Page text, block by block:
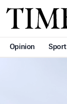
Times
Opinion Sport